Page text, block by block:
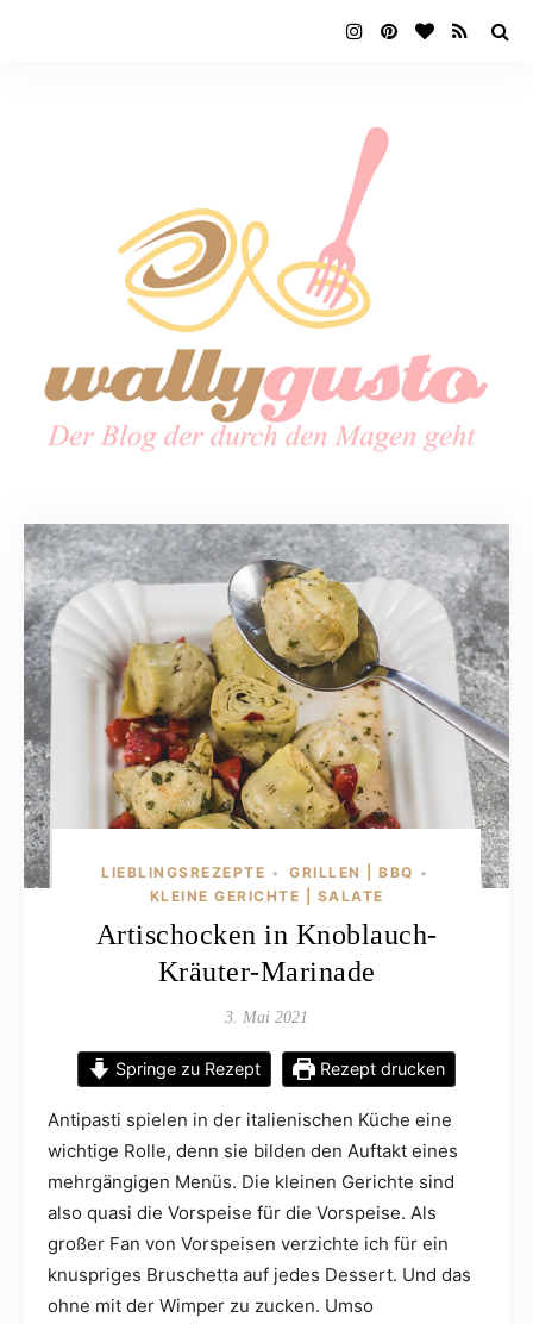
LIEBLINGSREZEPTE • GRILLEN | BBQ •
KLEINE GERICHTE | SALATE
Artischocken in Knoblauch-
Kräuter-Marinade
3. Mai 2021
Springe zu Rezept Rezept drucken
Antipasti spielen in der italienischen Küche eine
wichtige Rolle, denn sie bilden den Auftakt eines
mehrgängigen Menüs. Die kleinen Gerichte sind
also quasi die Vorspeise für die Vorspeise. Als
großer Fan von Vorspeisen verzichte ich für ein
knuspriges Bruschetta auf jedes Dessert. Und das
ohne mit der Wimper zu zucken. Umso